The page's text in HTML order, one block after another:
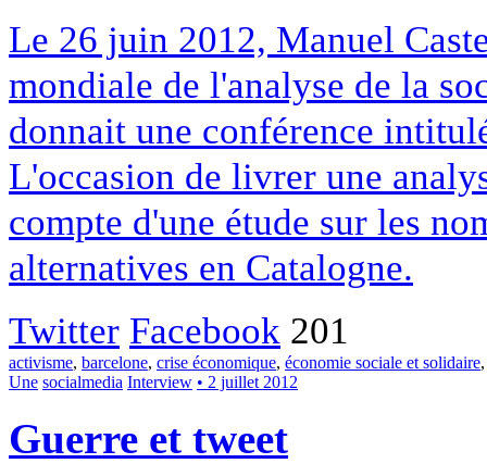
Le 26 juin 2012, Manuel
mondiale de l'analyse de la
donnait une conférence
L'occasion de livrer une
compte d'une étude sur les
alternatives en Catalogne.
Twitter Facebook 201
activisme, barcelone, crise économique, économie sociale et solidaire
Une socialmedia Interview • 2 juillet 2012
Guerre et tweet